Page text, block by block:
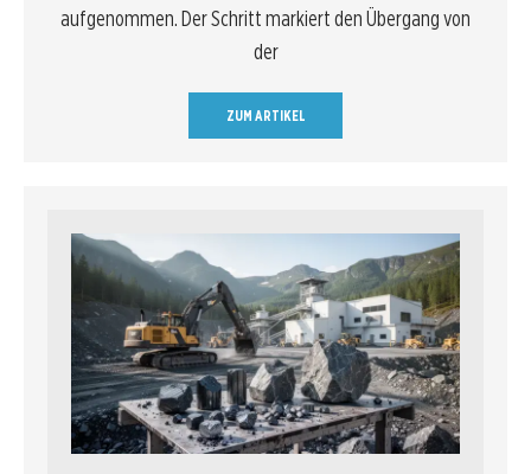
aufgenommen. Der Schritt markiert den Übergang von
der
ZUM ARTIKEL